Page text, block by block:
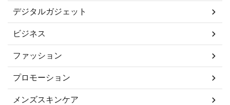
デジタルガジェット
ビジネス
ファッション
プロモーション
メンズスキンケア